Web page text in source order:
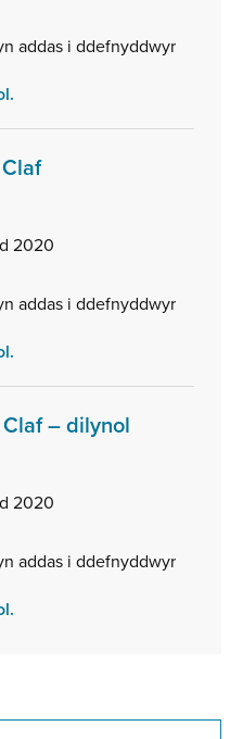
addas i ddefnyddwyr
,
ffeil:
ffeil:
2020
addas i ddefnyddwyr
– dilynol
ffeil:
2020
addas i ddefnyddwyr